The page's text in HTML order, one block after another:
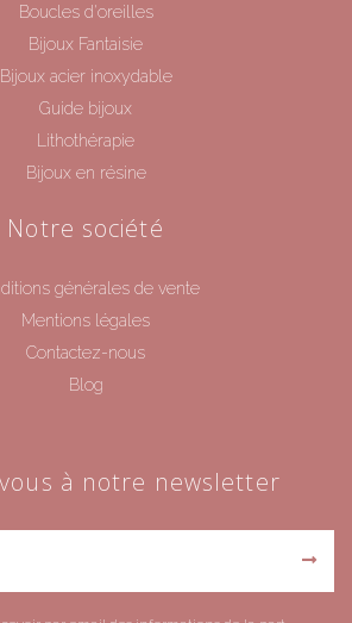
Boucles d'oreilles
Bijoux Fantaisie
Bijoux acier inoxydable
Guide bijoux
Lithothérapie
Bijoux en résine
Notre société
générales de vente
Mentions légales
Contactez-nous
Blog
à notre newsletter